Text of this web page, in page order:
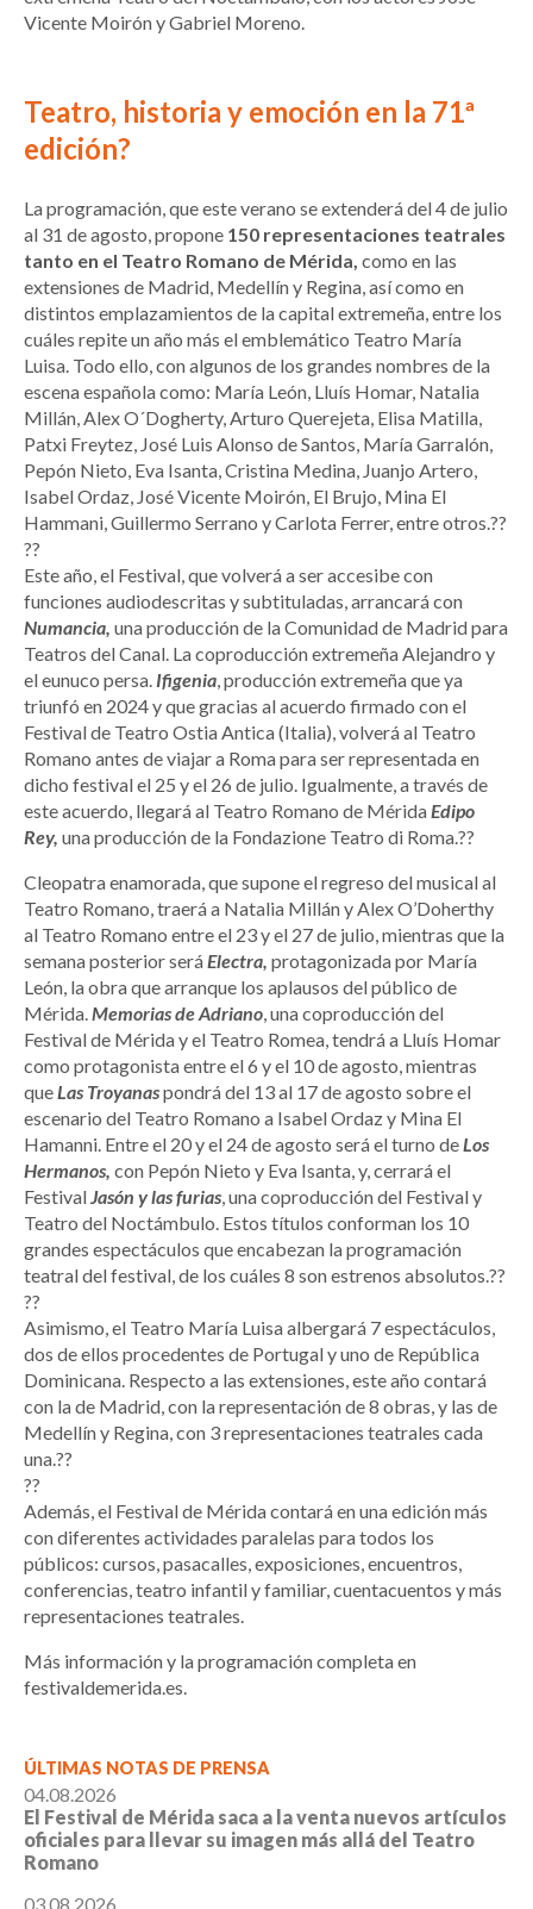
Vicente Moirón y Gabriel Moreno.
Teatro, historia y emoción en la 71ª
edición?
La programación, que este verano se extenderá del 4 de julio
al 31 de agosto, propone 150 representaciones teatrales
tanto en el Teatro Romano de Mérida, como en las
extensiones de Madrid, Medellín y Regina, así como en
distintos emplazamientos de la capital extremeña, entre los
cuáles repite un año más el emblemático Teatro María
Luisa. Todo ello, con algunos de los grandes nombres de la
escena española como: María León, Lluís Homar, Natalia
Millán, Alex O´Dogherty, Arturo Querejeta, Elisa Matilla,
Patxi Freytez, José Luis Alonso de Santos, María Garralón,
Pepón Nieto, Eva Isanta, Cristina Medina, Juanjo Artero,
Isabel Ordaz, José Vicente Moirón, El Brujo, Mina El
Hammani, Guillermo Serrano y Carlota Ferrer, entre otros.??
??
Este año, el Festival, que volverá a ser accesibe con
funciones audiodescritas y subtituladas, arrancará con
Numancia, una producción de la Comunidad de Madrid para
Teatros del Canal. La coproducción extremeña Alejandro y
el eunuco persa. Ifigenia, producción extremeña que ya
triunfó en 2024 y que gracias al acuerdo firmado con el
Festival de Teatro Ostia Antica (Italia), volverá al Teatro
Romano antes de viajar a Roma para ser representada en
dicho festival el 25 y el 26 de julio. Igualmente, a través de
este acuerdo, llegará al Teatro Romano de MéridaEdipo
Rey, una producción de la Fondazione Teatro di Roma.??
Cleopatra enamorada, que supone el regreso del musical al
Teatro Romano, traerá a Natalia Millán y Alex O’Doherthy
al Teatro Romano entre el 23 y el 27 de julio, mientras que la
semana posterior seráElectra, protagonizada por María
León, la obra que arranque los aplausos del público de
Mérida.Memorias de Adriano, una coproducción del
Festival de Mérida y el Teatro Romea, tendrá a Lluís Homar
como protagonista entre el 6 y el 10 de agosto, mientras
queLas Troyanaspondrá del 13 al 17 de agosto sobre el
escenario del Teatro Romano a Isabel Ordaz y Mina El
Hamanni. Entre el 20 y el 24 de agosto será el turno deLos
Hermanos, con Pepón Nieto y Eva Isanta, y, cerrará el
FestivalJasón y las furias, una coproducción del Festival y
Teatro del Noctámbulo. Estos títulos conforman los 10
grandes espectáculos que encabezan la programación
teatral del festival, de los cuáles 8 son estrenos absolutos.??
??
Asimismo, el Teatro María Luisa albergará 7 espectáculos,
dos de ellos procedentes de Portugal y uno de República
Dominicana. Respecto a las extensiones, este año contará
con la de Madrid, con la representación de 8 obras, y las de
Medellín y Regina, con 3 representaciones teatrales cada
una.??
??
Además, el Festival de Mérida contará en una edición más
con diferentes actividades paralelas para todos los
públicos: cursos, pasacalles, exposiciones, encuentros,
conferencias, teatro infantil y familiar, cuentacuentos y más
representaciones teatrales.
Más información y la programación completa en
festivaldemerida.es.
ÚLTIMAS NOTAS DE PRENSA
04.08.2026
El Festival de Mérida saca a la venta nuevos artículos
oficiales para llevar su imagen más allá del Teatro
Romano
03.08.2026